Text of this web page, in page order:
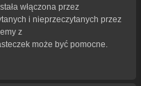
włączona przez
i nieprzeczytanych przez
z
może być pomocne.